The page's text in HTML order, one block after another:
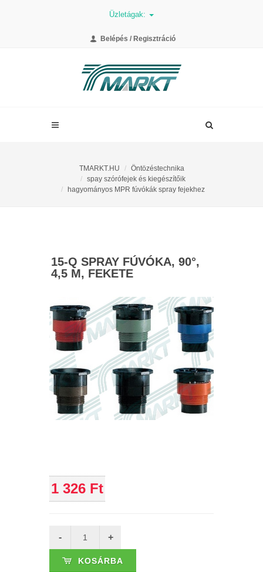
Üzletágak:
Belépés / Regisztráció
TMARKT.HU
Öntözéstechnika
spay szórófejek és kiegészítőik
hagyományos MPR fúvókák spray fejekhez
15-Q SPRAY FÚVÓKA, 90°,
4,5 M, FEKETE
1 326 Ft
KOSÁRBA